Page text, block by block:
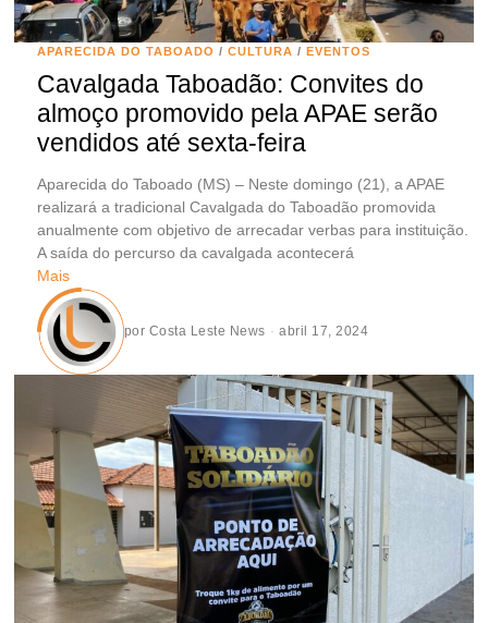
APARECIDA DO TABOADO / CULTURA / EVENTOS
Cavalgada Taboadão: Convites do
almoço promovido pela APAE serão
vendidos até sexta-feira
Aparecida do Taboado (MS) – Neste domingo (21), a APAE
realizará a tradicional Cavalgada do Taboadão promovida
anualmente com objetivo de arrecadar verbas para instituição.
A saída do percurso da cavalgada acontecerá
Mais
por Costa Leste News abril 17, 2024